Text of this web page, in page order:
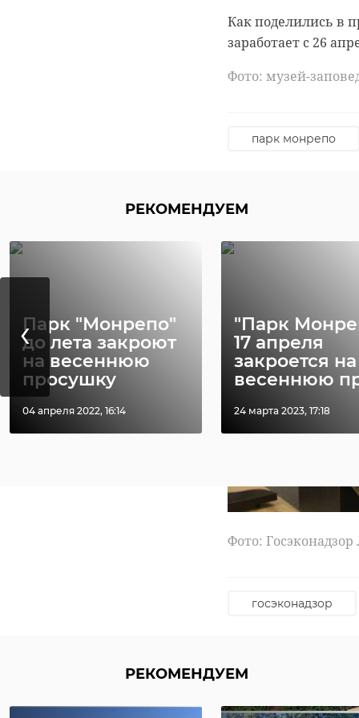
Как поделились в
заработает с 26
Фото: музей-
парк монрепо
РЕКОМЕНДУЕМ
Парк "Монрепо"
до лета закроют
на весеннюю
просушку
04 апреля 2022, 16:14
"Парк
17 апреля
закроется на
весеннюю
24 марта 2023, 17:18
‹
нарушениях в
об
В составе
надеется, что и
Фото:
госэконадзор
РЕКОМЕНДУЕМ
Подписывайтесь
фотовыставки
Выставка
жителей города и
Основная цель
при
Также было
палатой
будущего
основа его